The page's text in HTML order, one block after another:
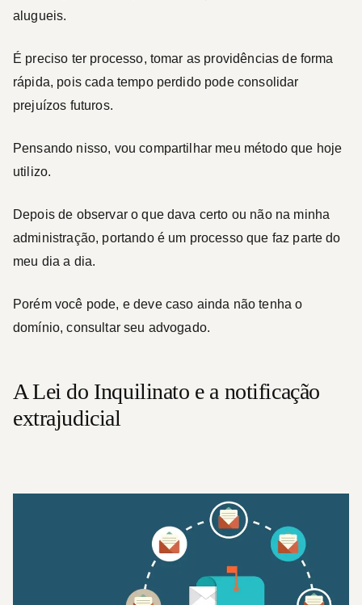
alugueis.
É preciso ter processo, tomar as providências de forma
rápida, pois cada tempo perdido pode consolidar
prejuízos futuros.
Pensando nisso, vou compartilhar meu método que hoje
utilizo.
Depois de observar o que dava certo ou não na minha
administração, portando é um processo que faz parte do
meu dia a dia.
Porém você pode, e deve caso ainda não tenha o
domínio, consultar seu advogado.
A Lei do Inquilinato e a notificação
extrajudicial